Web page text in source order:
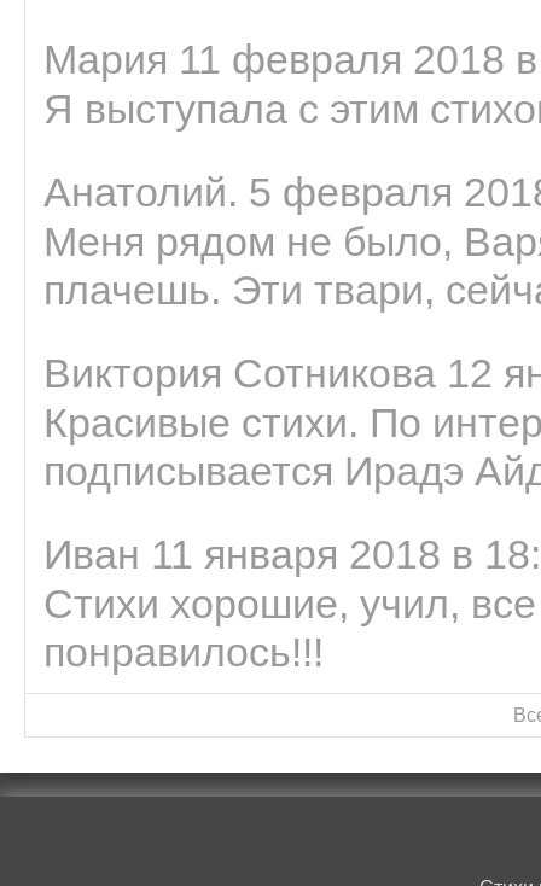
Мария 11 февраля 2018
Я выступала с этим
Анатолий. 5 февраля
Меня рядом не было,
плачешь. Эти твари,
Виктория Сотникова 12
Красивые стихи. По
подписывается Ирадэ
Иван 11 января 2018 в
Стихи хорошие, учил,
понравилось!!!